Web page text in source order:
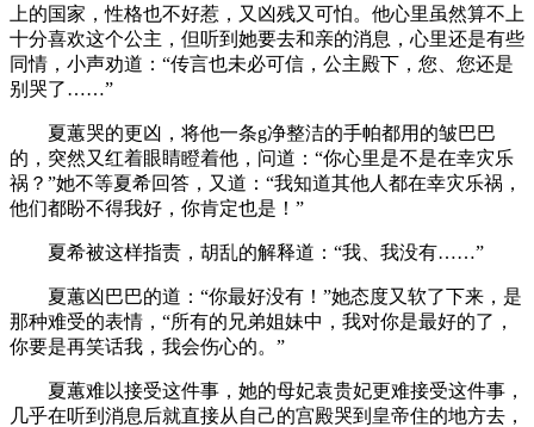
上的国家，性格也不好惹，又凶残又可怕。他心里虽然算不上
十分喜欢这个公主，但听到她要去和亲的消息，心里还是有些
同情，小声劝道：“传言也未必可信，公主殿下，您、您还是
别哭了……”
夏蕙哭的更凶，将他一条g净整洁的手帕都用的皱巴巴
的，突然又红着眼睛瞪着他，问道：“你心里是不是在幸灾乐
祸？”她不等夏希回答，又道：“我知道其他人都在幸灾乐祸，
他们都盼不得我好，你肯定也是！”
夏希被这样指责，胡乱的解释道：“我、我没有……”
夏蕙凶巴巴的道：“你最好没有！”她态度又软了下来，是
那种难受的表情，“所有的兄弟姐妹中，我对你是最好的了，
你要是再笑话我，我会伤心的。”
夏蕙难以接受这件事，她的母妃袁贵妃更难接受这件事，
几乎在听到消息后就直接从自己的宫殿哭到皇帝住的地方去，